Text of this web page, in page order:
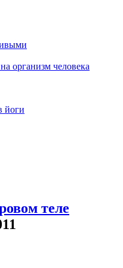
организм человека
йоги
теле